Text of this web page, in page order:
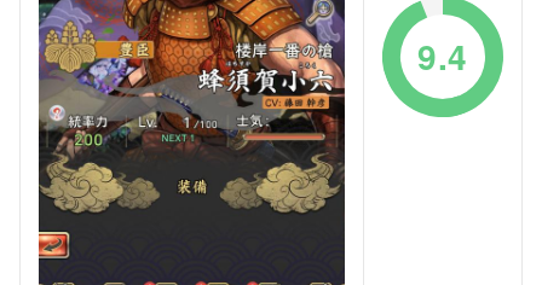
9.4